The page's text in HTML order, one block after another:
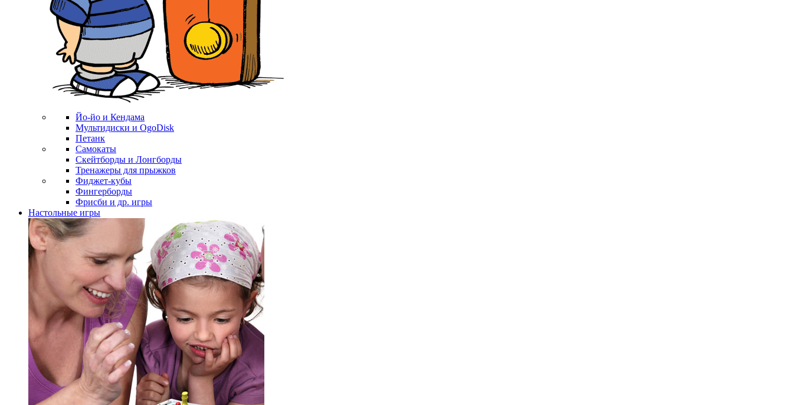
Йо-йо и Кендама
Мультидиски и OgoDisk
Петанк
Самокаты
Скейтборды и Лонгборды
Тренажеры для прыжков
Фиджет-кубы
Фингерборды
Фрисби и др. игры
Настольные игры